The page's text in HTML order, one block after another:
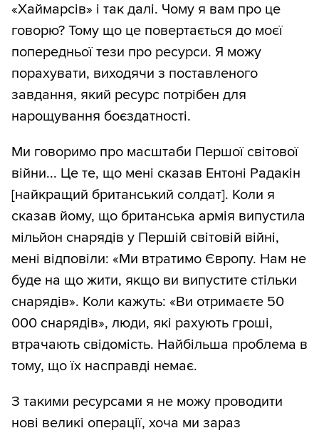
«Хаймарсів» і так далі. Чому я вам про це
говорю? Тому що це повертається до моєї
попередньої тези про ресурси. Я можу
порахувати, виходячи з поставленого
завдання, який ресурс потрібен для
нарощування боєздатності.
Ми говоримо про масштаби Першої світової
війни... Це те, що мені сказав Ентоні Радакін
[найкращий британський солдат]. Коли я
сказав йому, що британська армія випустила
мільйон снарядів у Першій світовій війні,
мені відповіли: «Ми втратимо Європу. Нам не
буде на що жити, якщо ви випустите стільки
снарядів». Коли кажуть: «Ви отримаєте 50
000 снарядів», люди, які рахують гроші,
втрачають свідомість. Найбільша проблема в
тому, що їх насправді немає.
З такими ресурсами я не можу проводити
нові великі операції, хоча ми зараз